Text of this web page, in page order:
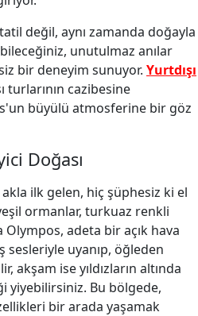
değil, aynı zamanda doğayla
unutulmaz anılar
bir deneyim sunuyor. Yurtdışı
turlarının cazibesine
büyülü atmosferine bir göz
Doğası
ilk gelen, hiç şüphesiz ki el
ormanlar, turkuaz renkli
Olympos, adeta bir açık hava
sesleriyle uyanıp, öğleden
akşam ise yıldızların altında
yiyebilirsiniz. Bu bölgede,
bir arada yaşamak